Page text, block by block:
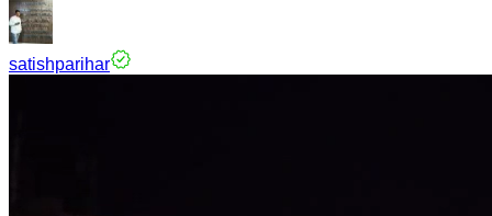
satishparihar